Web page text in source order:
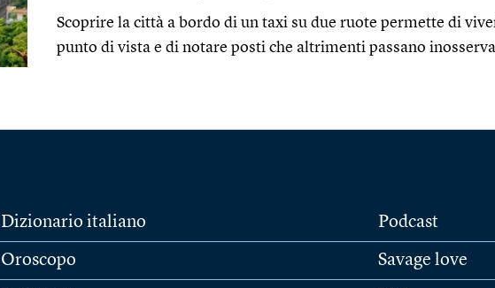
Scoprire la città a bordo di un taxi su due ruote permette di
punto di vista e di notare posti che altrimenti passano
Dizionario italiano
Oroscopo
Podcast
Savage love